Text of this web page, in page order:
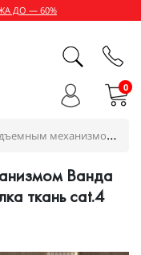
ДО — 60%
0
(Wanda) 180*200, отделка ткань cat.4 Legacy 01
Ванда
ткань cat.4